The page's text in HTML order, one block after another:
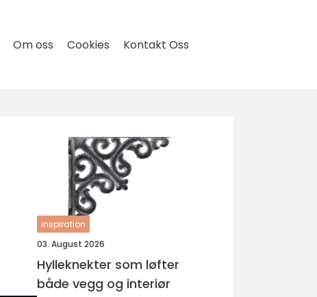
Om oss Cookies Kontakt Oss
inspiration
03. August 2026
Hylleknekter som løfter
både vegg og interiør